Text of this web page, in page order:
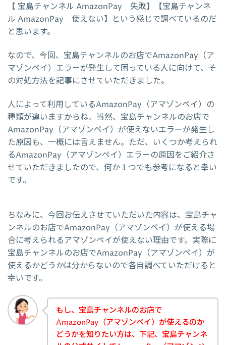
【 宝島チャンネル AmazonPay 失敗】【宝島チャンネ
ル AmazonPay 使えない】という感じで調べているのだ
と思います。
なので、今回、宝島チャンネルのお店でAmazonPay（ア
マゾンペイ）エラーが発生して困っている人に向けて、そ
の対処方法を記事にさせていただきました。
人によって利用しているAmazonPay（アマゾンペイ）の
種類が違いますからね。当然、宝島チャンネルのお店で
AmazonPay（アマゾンペイ）が使えないエラーが発生し
た原因も、一概には言えません。ただ、いくつか考えられ
るAmazonPay（アマゾンペイ）エラーの原因をご紹介さ
せていただきましたので、何か１つでも参考になると幸い
です。
ちなみに、今回お伝えさせていただいた内容は、宝島チャ
ンネルのお店でAmazonPay（アマゾンペイ）が使える場
合に考えられるアマゾンペイが使えない理由です。実際に
宝島チャンネルのお店でAmazonPay（アマゾンペイ）が
使えるかどうかは分からないので各自調べていただけると
幸いです。
もし、宝島チャンネルのお店で
AmazonPay（アマゾンペイ）が使えるのか
どうかを知りたい方は、下記、宝島チャンネ